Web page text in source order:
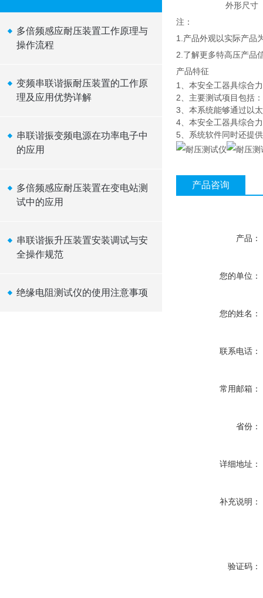
多倍频感应耐压装置工作原理与
操作流程
变频串联谐振耐压装置的工作原
理及应用优势详解
串联谐振变频电源在功率电子中
的应用
多倍频感应耐压装置在变电站测
试中的应用
串联谐振升压装置安装调试与安
全操作规范
绝缘电阻测试仪的使用注意事项
外形尺寸
注：
1.产品外观以实际产品
2.了解更多特高压产品
产品特征
1、本安全工器具综合
2、主要测试项目包括
3、本系统能够通过以
4、本安全工器具综合
5、系统软件同时还提
产品咨询
产品：
您的单位：
您的姓名：
联系电话：
常用邮箱：
省份：
详细地址：
补充说明：
验证码：